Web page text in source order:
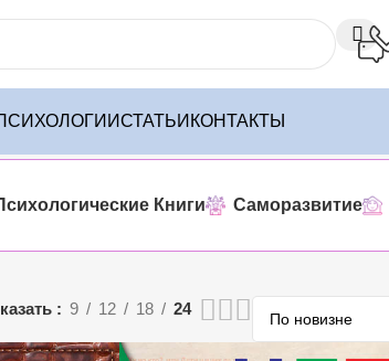
СТАТЬИ КОНТАКТЫ
Книги Саморазвитие
9 12 18 24